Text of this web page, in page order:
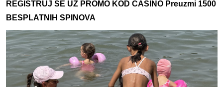
REGISTRUJ SE UZ PROMO KOD CASINO Preuzmi 1500
BESPLATNIH SPINOVA